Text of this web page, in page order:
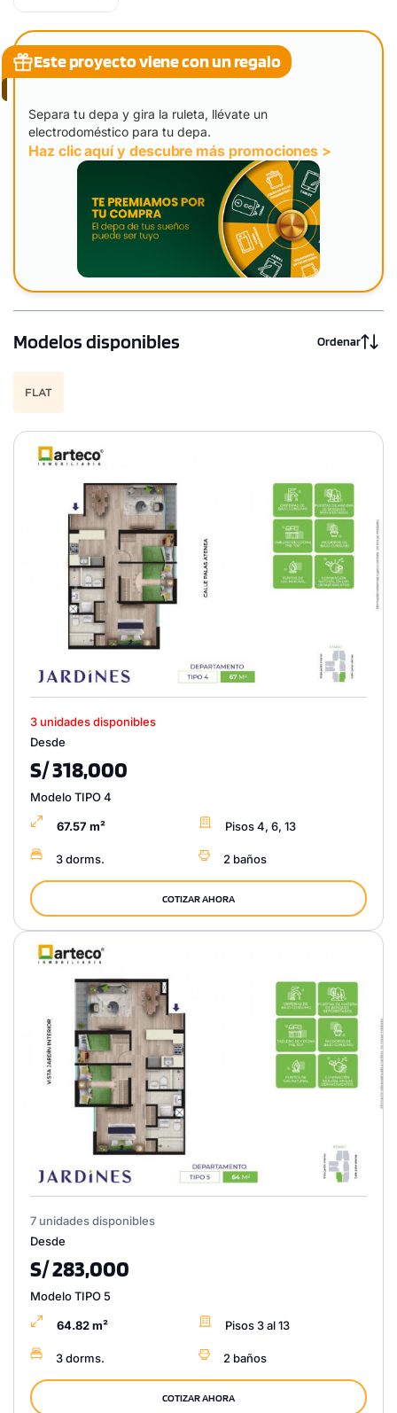
Separa tu depa y gira la ruleta, llévate un
electrodoméstico para tu depa.
Haz clic aquí y descubre más promociones >
Este proyecto viene con un regalo
Modelos disponibles Ordenar
FLAT
3 unidades disponibles
Desde
S/ 318,000
Modelo TIPO 4
67.57 m² Pisos 4, 6, 13
3 dorms. 2 baños
COTIZAR AHORA
7 unidades disponibles
Desde
S/ 283,000
Modelo TIPO 5
64.82 m² Pisos 3 al 13
3 dorms. 2 baños
COTIZAR AHORA